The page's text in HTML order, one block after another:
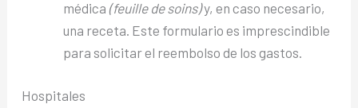
médica (feuille de soins)y, en caso necesario,
una receta. Este formulario es imprescindible
para solicitar el reembolso de los gastos.
Hospitales